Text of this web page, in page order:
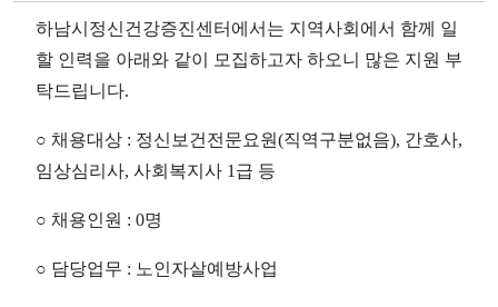
하남시정신건강증진센터에서는 지역사회에서 함께 일
할 인력을 아래와 같이 모집하고자 하오니 많은 지원 부
탁드립니다.
○ 채용대상 : 정신보건전문요원(직역구분없음), 간호사,
임상심리사, 사회복지사 1 급 등
○ 채용인원 : 0명
○ 담당업무 : 노인자살예방사업